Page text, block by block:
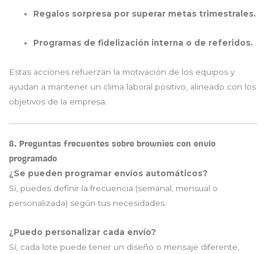
Regalos sorpresa por superar metas trimestrales.
Programas de fidelización interna o de referidos.
Estas acciones refuerzan la motivación de los equipos y
ayudan a mantener un clima laboral positivo, alineado con los
objetivos de la empresa.
8. Preguntas frecuentes sobre brownies con envío
programado
¿Se pueden programar envíos automáticos?
Sí, puedes definir la frecuencia (semanal, mensual o
personalizada) según tus necesidades.
¿Puedo personalizar cada envío?
Sí, cada lote puede tener un diseño o mensaje diferente,